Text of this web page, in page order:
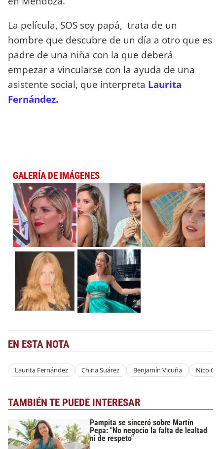
La película, SOS soy papá, trata de un
hombre que descubre de un día a otro que es
padre de una niña con la que deberá
empezar a vincularse con la ayuda de una
asistente social, que interpreta Laurita
Fernández.
GALERÍA DE IMÁGENES
EN ESTA NOTA
Laurita Fernández China Suárez Benjamín Vicuña Nico
TAMBIÉN TE PUEDE INTERESAR
Pampita se sinceró sobre Martín
Pepa: "No negocio la falta de lealtad
ni de respeto"